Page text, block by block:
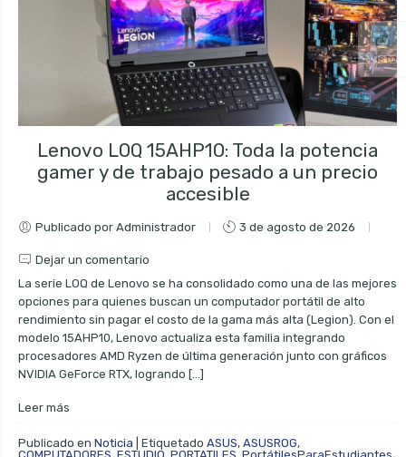
Lenovo LOQ 15AHP10: Toda la potencia
gamer y de trabajo pesado a un precio
accesible
Publicado por Administrador 3 de agosto de 2026
Dejar un comentario
La serie LOQ de Lenovo se ha consolidado como una de las mejores
opciones para quienes buscan un computador portátil de alto
rendimiento sin pagar el costo de la gama más alta (Legion). Con el
modelo 15AHP10, Lenovo actualiza esta familia integrando
procesadores AMD Ryzen de última generación junto con gráficos
NVIDIA GeForce RTX, logrando […]
Leer más
Publicado en Noticia Etiquetado ASUS, ASUSROG,
Visto